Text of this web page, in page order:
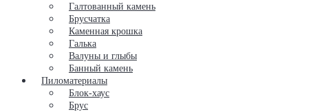
Галтованный камень
Брусчатка
Каменная крошка
Галька
Валуны и глыбы
Банный камень
Пиломатериалы
Блок-хаус
Брус